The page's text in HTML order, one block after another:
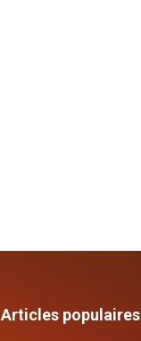
Articles populaires